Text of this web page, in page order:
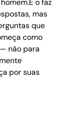
o faz
mas
que
como
não para
por suas